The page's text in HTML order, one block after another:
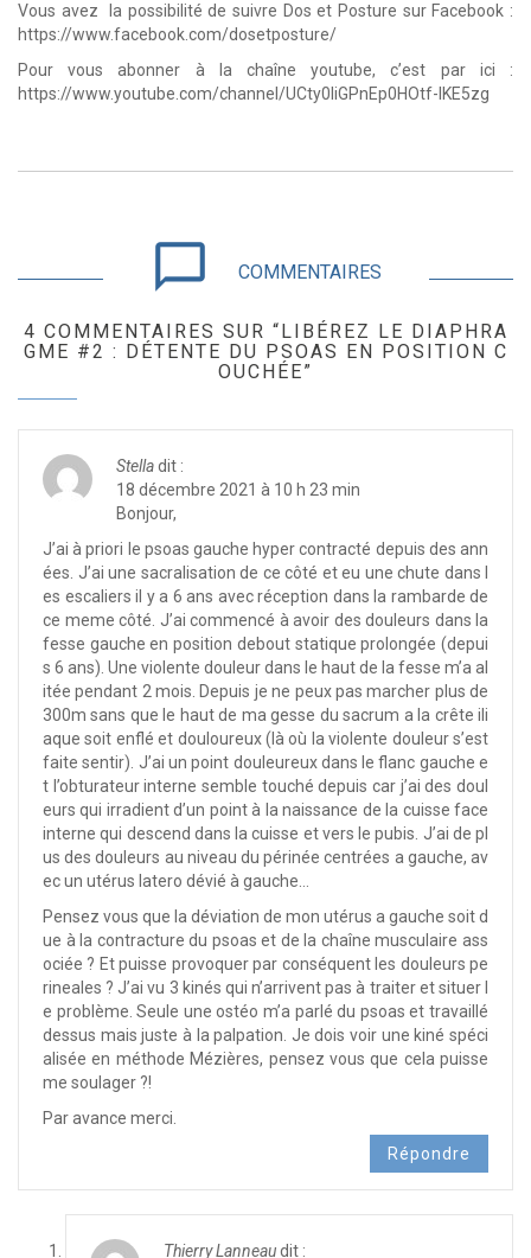
Vous avez la possibilité de suivre Dos et Posture sur Facebook :
https://www.facebook.com/dosetposture/
Pour vous abonner à la chaîne youtube, c’est par ici :
https://www.youtube.com/channel/UCty0liGPnEp0HOtf-lKE5zg
chat_bubble_outline COMMENTAIRES
4 COMMENTAIRES SUR “LIBÉREZ LE DIAPHRA
GME #2 : DÉTENTE DU PSOAS EN POSITION C
OUCHÉE”
Stelladit :
18 décembre 2021 à 10 h 23 min
Bonjour,
J’ai à priori le psoas gauche hyper contracté depuis des ann
ées. J’ai une sacralisation de ce côté et eu une chute dans l
es escaliers il y a 6 ans avec réception dans la rambarde de
ce meme côté. J’ai commencé à avoir des douleurs dans la
fesse gauche en position debout statique prolongée (depui
s 6 ans). Une violente douleur dans le haut de la fesse m’a al
itée pendant 2 mois. Depuis je ne peux pas marcher plus de
300m sans que le haut de ma gesse du sacrum a la crête ili
aque soit enflé et douloureux (là où la violente douleur s’est
faite sentir). J’ai un point douleureux dans le flanc gauche e
t l’obturateur interne semble touché depuis car j’ai des doul
eurs qui irradient d’un point à la naissance de la cuisse face
interne qui descend dans la cuisse et vers le pubis. J’ai de pl
us des douleurs au niveau du périnée centrées a gauche, av
ec un utérus latero dévié à gauche…
Pensez vous que la déviation de mon utérus a gauche soit d
ue à la contracture du psoas et de la chaîne musculaire ass
ociée ? Et puisse provoquer par conséquent les douleurs pe
rineales ? J’ai vu 3 kinés qui n’arrivent pas à traiter et situer l
e problème. Seule une ostéo m’a parlé du psoas et travaillé
dessus mais juste à la palpation. Je dois voir une kiné spéci
alisée en méthode Mézières, pensez vous que cela puisse
me soulager ?!
Par avance merci.
Répondre
Thierry Lanneaudit :